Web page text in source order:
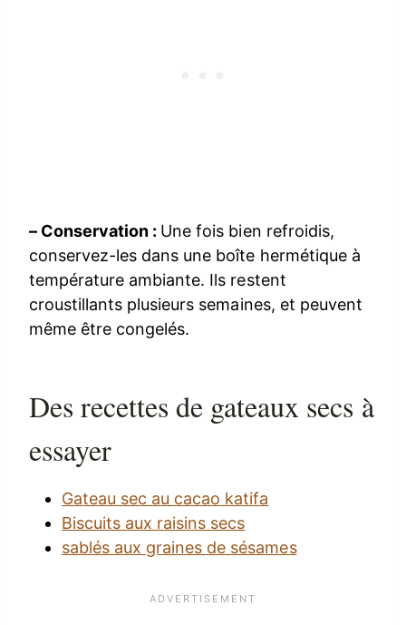
– Conservation : Une fois bien refroidis,
conservez-les dans une boîte hermétique à
température ambiante. Ils restent
croustillants plusieurs semaines, et peuvent
même être congelés.
Des recettes de gateaux secs à
essayer
Gateau sec au cacao katifa
Biscuits aux raisins secs
sablés aux graines de sésames